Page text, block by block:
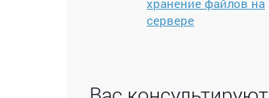
хранение файлов на
сервере